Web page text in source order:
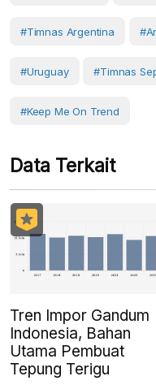
#timnas Argentina
#Uruguay #timnas
#Keep Me On Trend
Data Terkait
Tren Impor Gandum
Indonesia, Bahan
Utama Pembuat
Tepung Terigu